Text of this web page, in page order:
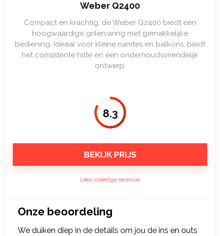
Weber Q2400
Compact en krachtig, de Weber Q2400 biedt een
hoogwaardige grilervaring met gemakkelijke
bediening. Ideaal voor kleine ruimtes en balkons, biedt
het consistente hitte en een onderhoudsvriendelijk
ontwerp.
8.3
BEKIJK PRIJS
Lees volledige recensie
Onze beoordeling
We duiken diep in de details om jou de ins en outs